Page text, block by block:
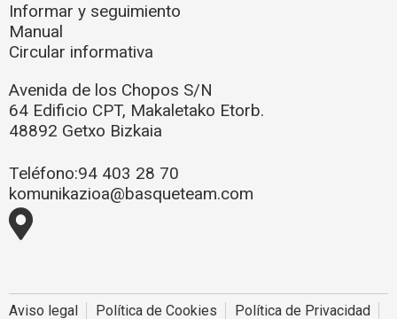
Informar y seguimiento
Manual
Circular informativa
Avenida de los Chopos S/N
64 Edificio CPT, Makaletako Etorb.
48892 Getxo Bizkaia
Teléfono:94 403 28 70
komunikazioa@basqueteam.com
Aviso legal Política de Cookies Política de Privacidad